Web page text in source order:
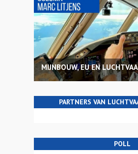
MIJNBOUW, EU EN
PARTNERS VAN
POLL